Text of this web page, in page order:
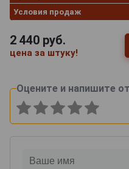
Условия продаж
2 440 руб.
цена за штуку!
Оцените и напишите